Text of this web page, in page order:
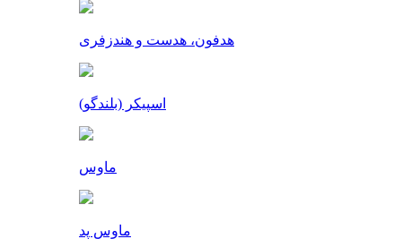
هدفون، هدست و هندزفری
اسپیکر (بلندگو)
ماوس
ماوس پد